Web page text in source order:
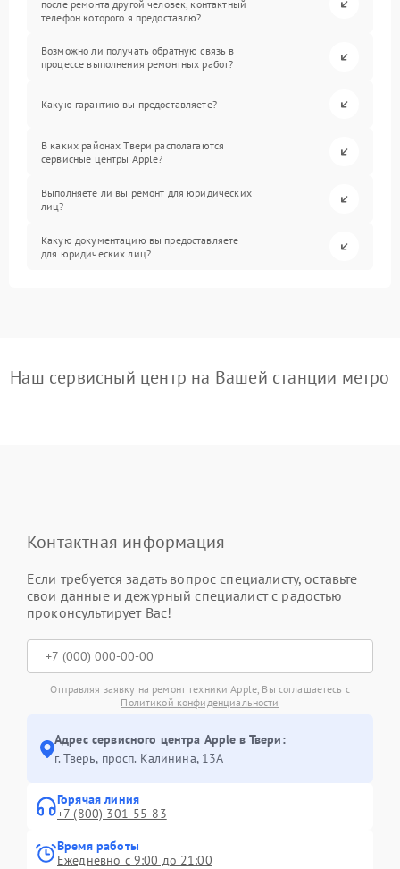
после ремонта другой человек, контактный
телефон которого я предоставлю?
Возможно ли получать обратную связь в
процессе выполнения ремонтных работ?
Какую гарантию вы предоставляете?
В каких районах Твери располагаются
сервисные центры Apple?
Выполняете ли вы ремонт для юридических
лиц?
Какую документацию вы предоставляете
для юридических лиц?
Наш сервисный центр на Вашей станции метро
Контактная информация
Если требуется задать вопрос специалисту, оставьте
свои данные и дежурный специалист с радостью
проконсультирует Вас!
Отправляя заявку на ремонт техники Apple, Вы соглашаетесь с
Политикой конфиденциальности
Адрес сервисного центра Apple в Твери:
г. Тверь, просп. Калинина, 13А
Горячая линия
+7 (800) 301-55-83
Время работы
Ежедневно с 9:00 до 21:00